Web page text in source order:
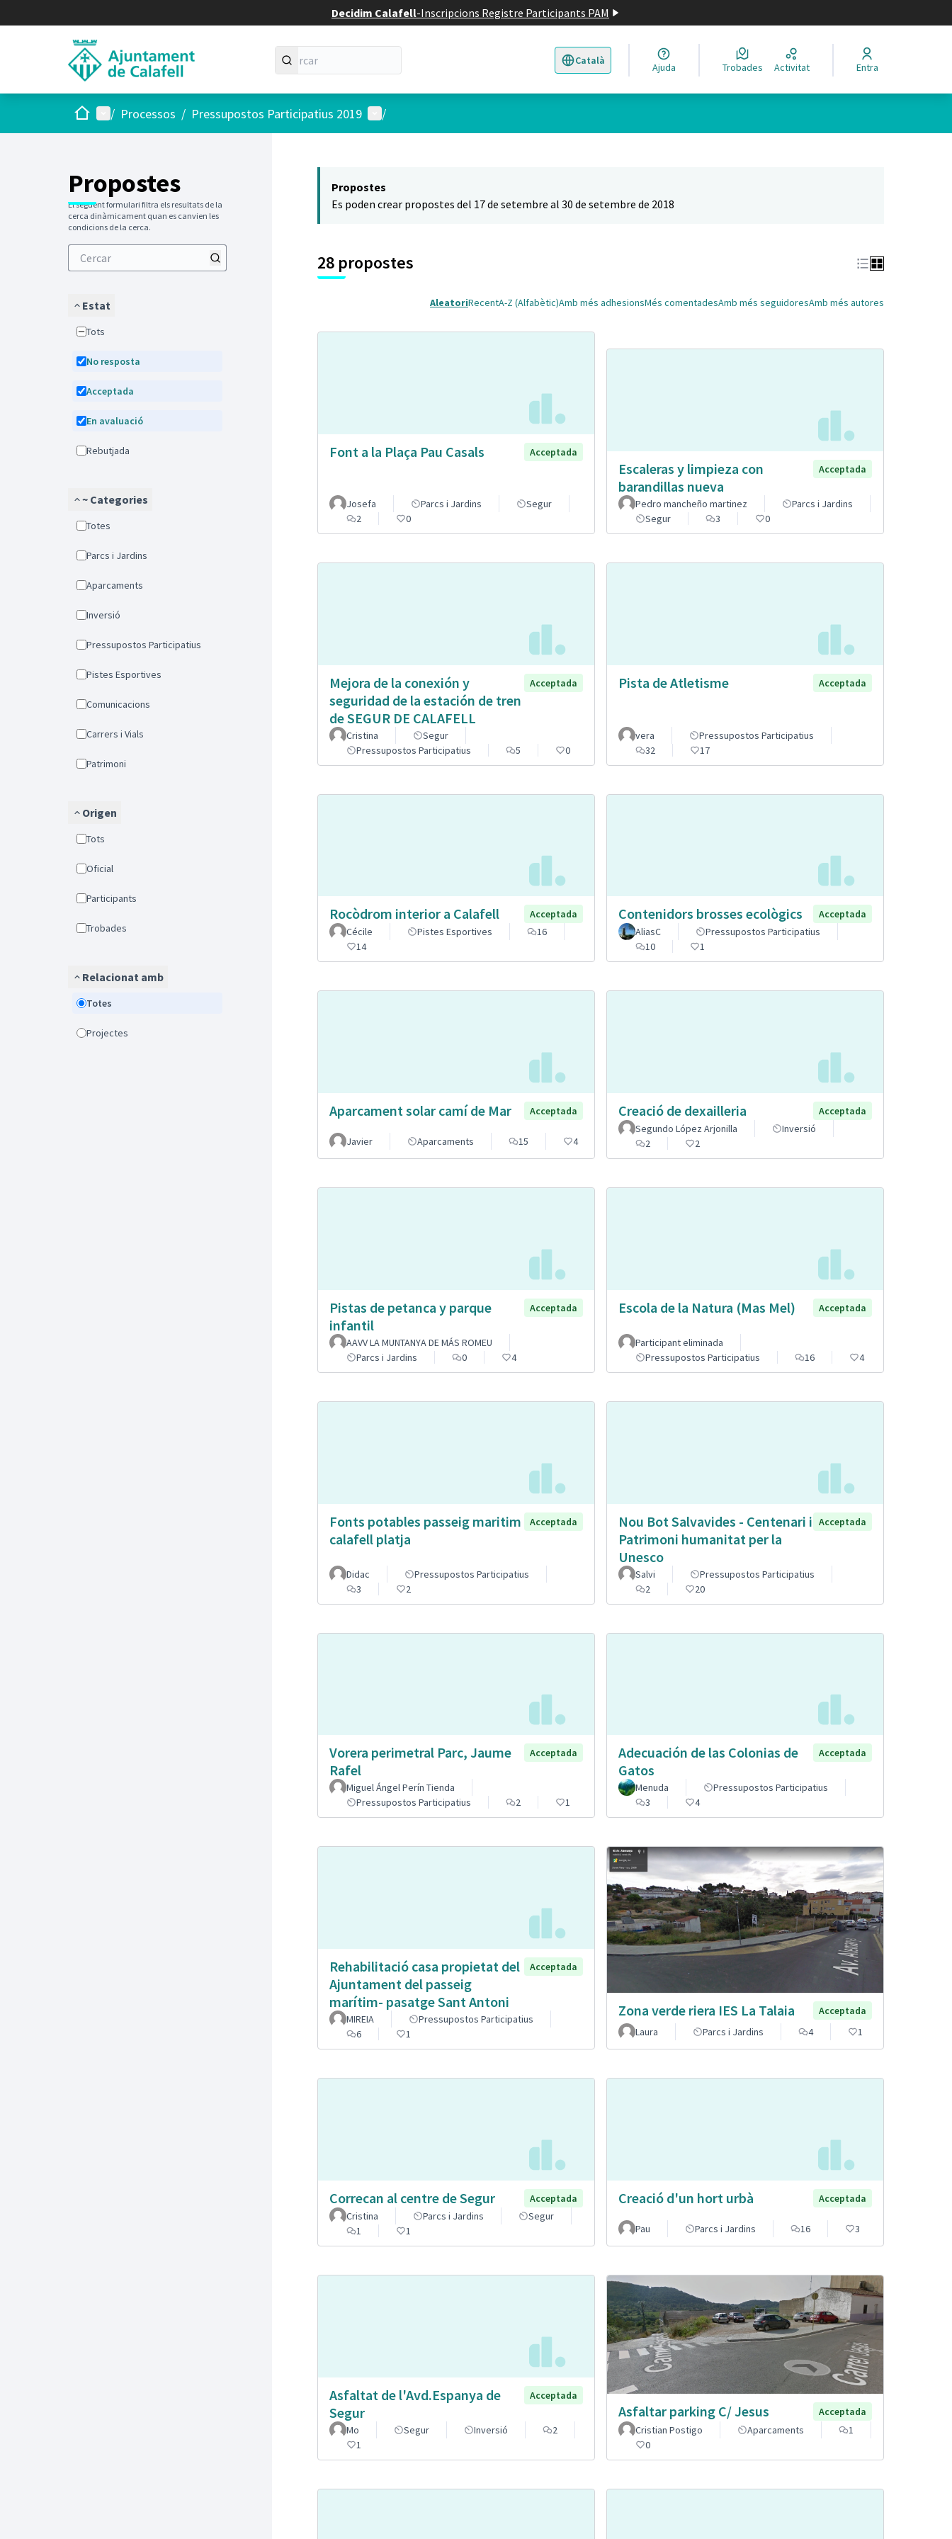
Decidim Calafell-Inscripcions Registre Participants PAM
Català
Triar la llengua Elegir el idioma
Ajuda Trobades Activitat Entra
Inici Menú principal
/ Processos / Pressupostos Participatius 2019 Menú d'usuari
/
Propostes
El següent formulari filtra els resultats de la
cerca dinàmicament quan es canvien les
condicions de la cerca.
Estat
Tots
No resposta
Acceptada
En avaluació
Rebutjada
~ Categories
Totes
Parcs i Jardins
Aparcaments
Inversió
Pressupostos Participatius
Pistes Esportives
Comunicacions
Carrers i Vials
Patrimoni
Origen
Tots
Oficial
Participants
Trobades
Relacionat amb
Totes
Projectes
Propostes
Es poden crear propostes del 17 de setembre al 30 de setembre de 2018
28 propostes
AleatoriRecentA-Z (Alfabètic)Amb més adhesionsMés comentadesAmb més seguidoresAmb més autores
Font a la Plaça Pau Casals Acceptada
Josefa Parcs i Jardins
Segur
2
0
Escaleras y limpieza con
barandillas nueva
Acceptada
Pedro mancheño martinez
Parcs i Jardins
Segur
3 0
Mejora de la conexión y
seguridad de la estación de tren
de SEGUR DE CALAFELL
Acceptada
Cristina
Segur
Pressupostos Participatius
5 0
Pista de Atletisme Acceptada
vera
Pressupostos Participatius
32
17
Rocòdrom interior a Calafell
Acceptada
Cécile
Pistes Esportives
16
14
Contenidors brosses ecològics
Acceptada
AliasC
Pressupostos Participatius
10
1
Aparcament solar camí de Mar Acceptada
Javier Aparcaments 15 4
Creació de dexailleria
Acceptada
Segundo López Arjonilla
Inversió
2
2
Pistas de petanca y parque
infantil
Acceptada
AAVV LA MUNTANYA DE MÁS ROMEU
Parcs i Jardins
0 4
Escola de la Natura (Mas Mel) Acceptada
Participant eliminada
Pressupostos Participatius
16 4
Fonts potables passeig maritim
calafell platja
Acceptada
Didac
Pressupostos Participatius
3
2
Nou Bot Salvavides - Centenari i
Patrimoni humanitat per la
Unesco
Acceptada
Salvi
Pressupostos Participatius
2
20
Vorera perimetral Parc, Jaume
Rafel
Acceptada
Miguel Ángel Perín Tienda
Pressupostos Participatius
2 1
Adecuación de las Colonias de
Gatos
Acceptada
Menuda
Pressupostos Participatius
3
4
Rehabilitació casa propietat del
Ajuntament del passeig
marítim- pasatge Sant Antoni
Acceptada
MIREIA
Pressupostos Participatius
6
1
Zona verde riera IES La Talaia
Acceptada
Laura
Parcs i Jardins 4 1
Correcan al centre de Segur
Acceptada
Cristina
Parcs i Jardins
Segur
1
1
Creació d'un hort urbà Acceptada
Pau Parcs i Jardins 16 3
Asfaltat de l'Avd.Espanya de
Segur
Acceptada
Mo Segur Inversió
2
1
Asfaltar parking C/ Jesus
Acceptada
Cristian Postigo
Aparcaments
1
0